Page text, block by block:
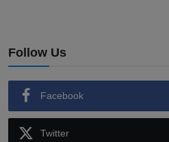
Follow Us
Facebook
Twitter